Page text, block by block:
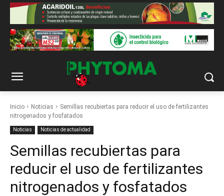
Inicio Noticias
Semillas recubiertas para reducir el uso de fertilizantes
nitrogenados y fosfatados
Noticias Noticias de actualidad
Semillas recubiertas para
reducir el uso de fertilizantes
nitrogenados y fosfatados